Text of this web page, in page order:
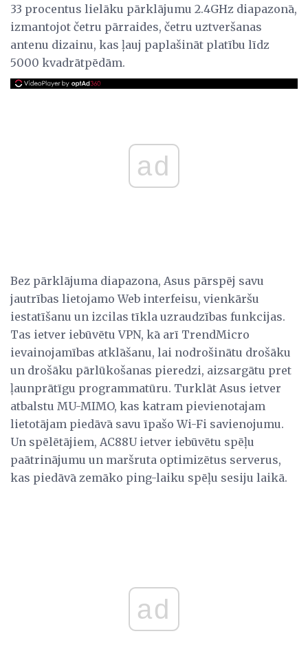
33 procentus lielāku pārklājumu 2.4GHz diapazonā,
izmantojot četru pārraides, četru uztveršanas
antenu dizainu, kas ļauj paplašināt platību līdz
5000 kvadrātpēdām.
ad
Bez pārklājuma diapazona, Asus pārspēj savu
jautrības lietojamo Web interfeisu, vienkāršu
iestatīšanu un izcilas tīkla uzraudzības funkcijas.
Tas ietver iebūvētu VPN, kā arī TrendMicro
ievainojamības atklāšanu, lai nodrošinātu drošāku
un drošāku pārlūkošanas pieredzi, aizsargātu pret
ļaunprātīgu programmatūru. Turklāt Asus ietver
atbalstu MU-MIMO, kas katram pievienotajam
lietotājam piedāvā savu īpašo Wi-Fi savienojumu.
Un spēlētājiem, AC88U ietver iebūvētu spēļu
paātrinājumu un maršruta optimizētus serverus,
kas piedāvā zemāko ping-laiku spēļu sesiju laikā.
ad